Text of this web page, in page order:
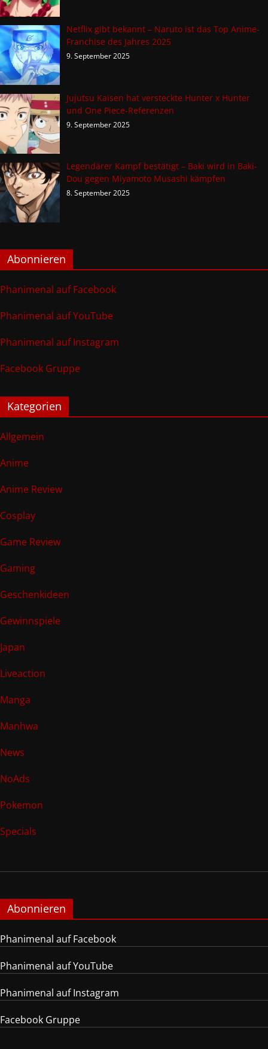
Netflix gibt bekannt – Naruto ist das Top Anime-
Franchise des Jahres 2025
9. September 2025
Jujutsu Kaisen hat versteckte Hunter x Hunter
und One Piece-Referenzen
9. September 2025
Legendärer Kampf bestätigt – Baki wird in Baki-
Dou gegen Miyamoto Musashi kämpfen
8. September 2025
Abonnieren
Phanimenal auf Facebook
Phanimenal auf YouTube
Phanimenal auf Instagram
Facebook Gruppe
Kategorien
Allgemein
Anime
Anime Review
Cosplay
Game Review
Gaming
Geschenkideen
Gewinnspiele
Japan
Liveaction
Manga
Manhwa
News
NoAds
Pokemon
Specials
Abonnieren
Phanimenal auf Facebook
Phanimenal auf YouTube
Phanimenal auf Instagram
Facebook Gruppe